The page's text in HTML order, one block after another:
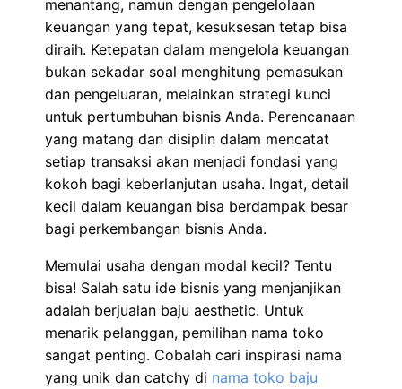
menantang, namun dengan pengelolaan
keuangan yang tepat, kesuksesan tetap bisa
diraih. Ketepatan dalam mengelola keuangan
bukan sekadar soal menghitung pemasukan
dan pengeluaran, melainkan strategi kunci
untuk pertumbuhan bisnis Anda. Perencanaan
yang matang dan disiplin dalam mencatat
setiap transaksi akan menjadi fondasi yang
kokoh bagi keberlanjutan usaha. Ingat, detail
kecil dalam keuangan bisa berdampak besar
bagi perkembangan bisnis Anda.
Memulai usaha dengan modal kecil? Tentu
bisa! Salah satu ide bisnis yang menjanjikan
adalah berjualan baju aesthetic. Untuk
menarik pelanggan, pemilihan nama toko
sangat penting. Cobalah cari inspirasi nama
yang unik dan catchy di nama toko baju